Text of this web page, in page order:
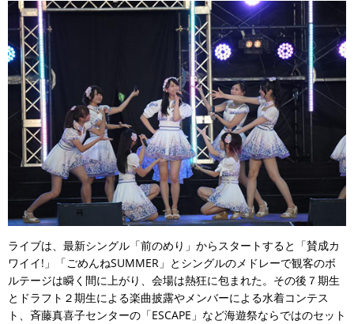
ライブは、最新シングル「前のめり」からスタートすると「賛成カ
ワイイ!」「ごめんねSUMMER」とシングルのメドレーで観客のボ
ルテージは瞬く間に上がり、会場は熱狂に包まれた。その後７期生
とドラフト２期生による楽曲披露やメンバーによる水着コンテス
ト、斉藤真喜子センターの「ESCAPE」など海遊祭ならではのセット